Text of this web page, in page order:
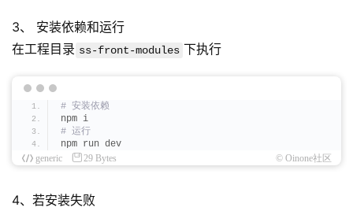
} ;
3、 安装依赖和运行
在工程目录 ss-front-modules 下执行
# 安装依赖
npm i
# 运行
npm run dev
generic
29 Bytes © Oinone社区
4、若安装失败